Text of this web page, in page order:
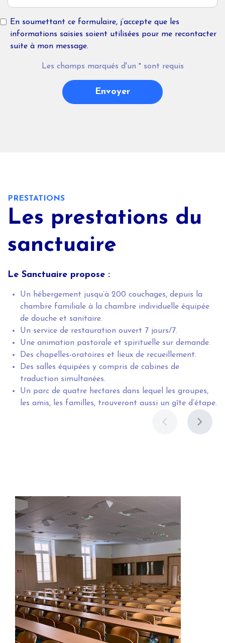
En soumettant ce formulaire, j’accepte que les
informations saisies soient utilisées pour me recontacter
suite à mon message.
Les champs marqués d'un *sont requis
Envoyer
PRESTATIONS
Les prestations du
sanctuaire
Le Sanctuaire propose :
Un hébergement jusqu’à 200 couchages, depuis la
chambre familiale à la chambre individuelle équipée
de douche et sanitaire.
Un service de restauration ouvert 7 jours/7.
Une animation pastorale et spirituelle sur demande.
Des chapelles-oratoires et lieux de recueillement.
Des salles équipées y compris de cabines de
traduction simultanées.
Un parc de quatre hectares dans lequel les groupes,
les amis, les familles, trouveront aussi un gîte d’étape.